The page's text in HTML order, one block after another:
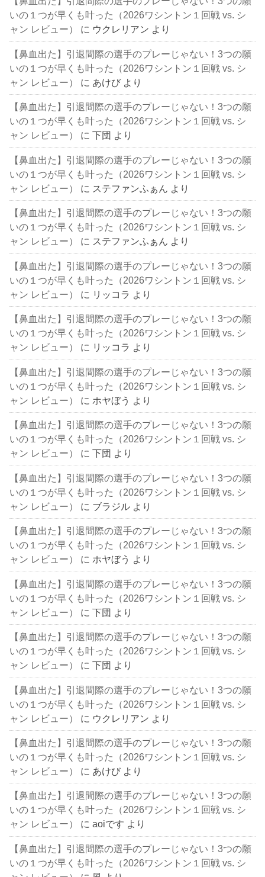
いの１つが早くも叶った（2026ワシントン１回戦 vs. シ
ャン レビュー）
に ウクレリアン より
【鼻血出た】引退間際の選手のプレーじゃない！3つの願
いの１つが早くも叶った（2026ワシントン１回戦 vs. シ
ャン レビュー）
に あけび より
【鼻血出た】引退間際の選手のプレーじゃない！3つの願
いの１つが早くも叶った（2026ワシントン１回戦 vs. シ
ャン レビュー）
に下団 より
【鼻血出た】引退間際の選手のプレーじゃない！3つの願
いの１つが早くも叶った（2026ワシントン１回戦 vs. シ
ャン レビュー）
に ステファンふぁん より
【鼻血出た】引退間際の選手のプレーじゃない！3つの願
いの１つが早くも叶った（2026ワシントン１回戦 vs. シ
ャン レビュー）
に ステファンふぁん より
【鼻血出た】引退間際の選手のプレーじゃない！3つの願
いの１つが早くも叶った（2026ワシントン１回戦 vs. シ
ャン レビュー）
に リッコラ より
【鼻血出た】引退間際の選手のプレーじゃない！3つの願
いの１つが早くも叶った（2026ワシントン１回戦 vs. シ
ャン レビュー）
に リッコラ より
【鼻血出た】引退間際の選手のプレーじゃない！3つの願
いの１つが早くも叶った（2026ワシントン１回戦 vs. シ
ャン レビュー）
に ホヤぼう より
【鼻血出た】引退間際の選手のプレーじゃない！3つの願
いの１つが早くも叶った（2026ワシントン１回戦 vs. シ
ャン レビュー）
に下団 より
【鼻血出た】引退間際の選手のプレーじゃない！3つの願
いの１つが早くも叶った（2026ワシントン１回戦 vs. シ
ャン レビュー）
に ブラジル より
【鼻血出た】引退間際の選手のプレーじゃない！3つの願
いの１つが早くも叶った（2026ワシントン１回戦 vs. シ
ャン レビュー）
に ホヤぼう より
【鼻血出た】引退間際の選手のプレーじゃない！3つの願
いの１つが早くも叶った（2026ワシントン１回戦 vs. シ
ャン レビュー）
に下団 より
【鼻血出た】引退間際の選手のプレーじゃない！3つの願
いの１つが早くも叶った（2026ワシントン１回戦 vs. シ
ャン レビュー）
に下団 より
【鼻血出た】引退間際の選手のプレーじゃない！3つの願
いの１つが早くも叶った（2026ワシントン１回戦 vs. シ
ャン レビュー）
に ウクレリアン より
【鼻血出た】引退間際の選手のプレーじゃない！3つの願
いの１つが早くも叶った（2026ワシントン１回戦 vs. シ
ャン レビュー）
に あけび より
【鼻血出た】引退間際の選手のプレーじゃない！3つの願
いの１つが早くも叶った（2026ワシントン１回戦 vs. シ
ャン レビュー）
にaoiです より
【鼻血出た】引退間際の選手のプレーじゃない！3つの願
いの１つが早くも叶った（2026ワシントン１回戦 vs. シ